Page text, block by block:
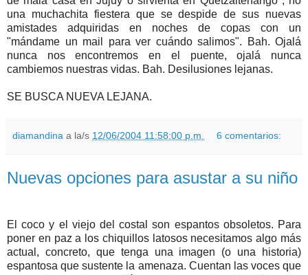
una muchachita fiestera que se despide de sus nuevas
amistades adquiridas en noches de copas con un
"mándame un mail para ver cuándo salimos". Bah. Ojalá
nunca nos encontremos en el puente, ojalá nunca
cambiemos nuestras vidas. Bah. Desilusiones lejanas.
SE BUSCA NUEVA LEJANA.
diamandina a la/s 12/06/2004 11:58:00 p.m. 6 comentarios:
Nuevas opciones para asustar a su niño
El coco y el viejo del costal son espantos obsoletos. Para
poner en paz a los chiquillos latosos necesitamos algo más
actual, concreto, que tenga una imagen (o una historia)
espantosa que sustente la amenaza. Cuentan las voces que